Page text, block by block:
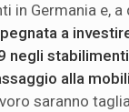
in Germania e,
a
negli
alla
saranno